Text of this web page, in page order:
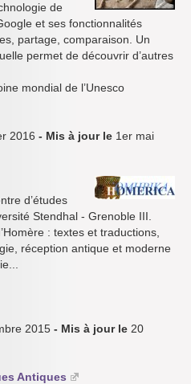
de
et ses fonctionnalités
partage, comparaison. Un
permet de découvrir d’autres
mondial de l’Unesco
2016 - Mis à jour le 1er mai
d’études
Stendhal - Grenoble III.
: textes et traductions,
réception antique et moderne
2015 - Mis à jour le 20
Antiques